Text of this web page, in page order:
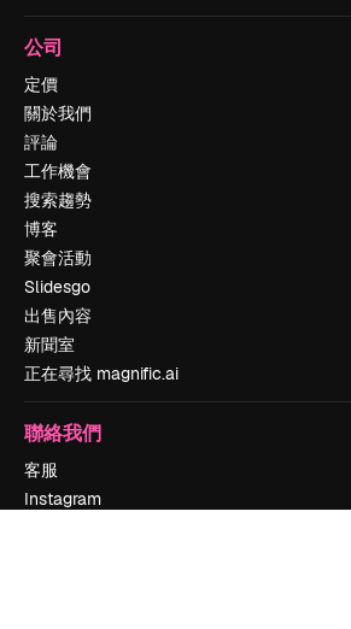
公司
定價
關於我們
評論
工作機會
搜索趨勢
博客
聚會活動
Slidesgo
出售內容
新聞室
正在尋找 magnific.ai
聯絡我們
客服
Instagram